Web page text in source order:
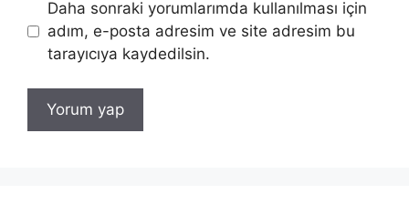
Daha sonraki yorumlarımda kullanılması için
adım, e-posta adresim ve site adresim bu
tarayıcıya kaydedilsin.